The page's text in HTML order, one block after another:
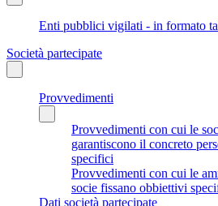
Enti pubblici vigilati - in formato
Società partecipate
Provvedimenti
Provvedimenti con cui le
garantiscono il concreto
specifici
Provvedimenti con cui le
socie fissano obbiettivi
Dati società partecipate